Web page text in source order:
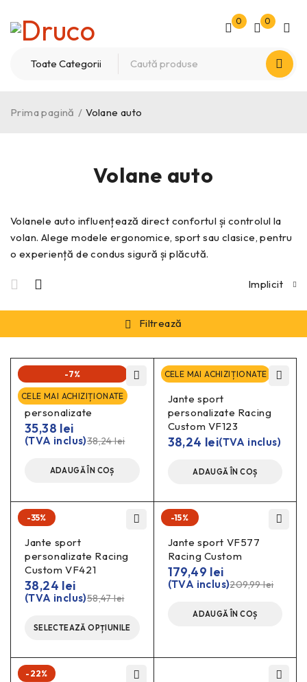
0 0
Volane auto
Prima pagină / Volane auto
Volanele auto influențează direct confortul și controlul la
volan. Alege modele ergonomice, sport sau clasice, pentru
o experiență de condus sigură și plăcută.
Implicit
Filtrează
-7%
CELE MAI ACHIZIȚIONATE
Jante Racing
personalizate
38,24lei
35,38 lei
(TVA inclus)
ADAUGĂ ÎN COȘ
CELE MAI ACHIZIȚIONATE
Jante sport
personalizate Racing
Custom VF123
38,24 lei(TVA inclus)
ADAUGĂ ÎN COȘ
-35%
Jante sport
personalizate Racing
Custom VF421
58,47lei
38,24 lei
(TVA inclus)
SELECTEAZĂ OPȚIUNILE
-15%
Jante sport VF577
Racing Custom
209,99lei
179,49 lei
(TVA inclus)
ADAUGĂ ÎN COȘ
-22%